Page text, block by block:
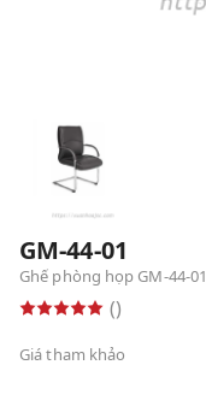
GM-44-01
Ghế phòng họp GM-44-01
()
Giá tham khảo